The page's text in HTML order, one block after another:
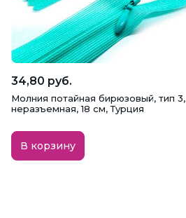
34,80 руб.
Молния потайная бирюзовый, тип 3,
неразъемная, 18 см, Турция
В корзину